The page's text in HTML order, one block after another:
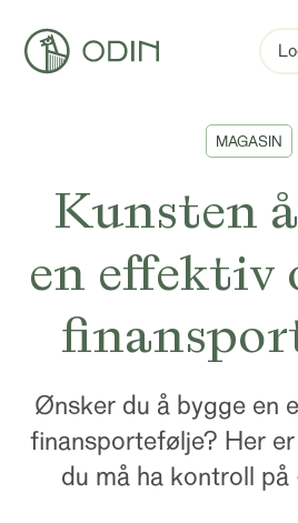
MAGASIN
Kunsten
en effektiv
Ønsker du å bygge en
finansportefølje? Her
du må ha kontroll